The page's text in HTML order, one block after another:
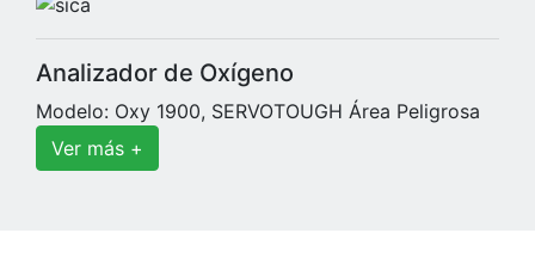
Analizador de Oxígeno
Modelo: Oxy 1900, SERVOTOUGH Área Peligrosa
Ver más +